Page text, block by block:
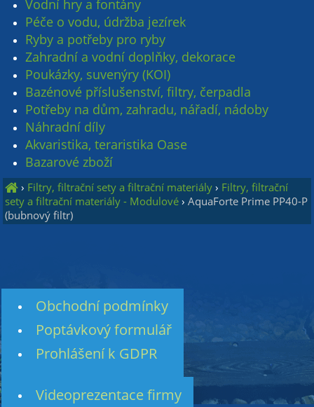
Vodní hry a fontány
Péče o vodu, údržba jezírek
Ryby a potřeby pro ryby
Zahradní a vodní doplňky, dekorace
Poukázky, suvenýry (KOI)
Bazénové příslušenství, filtry, čerpadla
Potřeby na dům, zahradu, nářadí, nádoby
Náhradní díly
Akvaristika, teraristika Oase
Bazarové zboží
› Filtry, filtrační sety a filtrační materiály › Filtry, filtrační
sety a filtrační materiály - Modulové ›AquaForte Prime PP40-P
(bubnový filtr)
Obchodní podmínky
Poptávkový formulář
Prohlášení k GDPR
Videoprezentace firmy